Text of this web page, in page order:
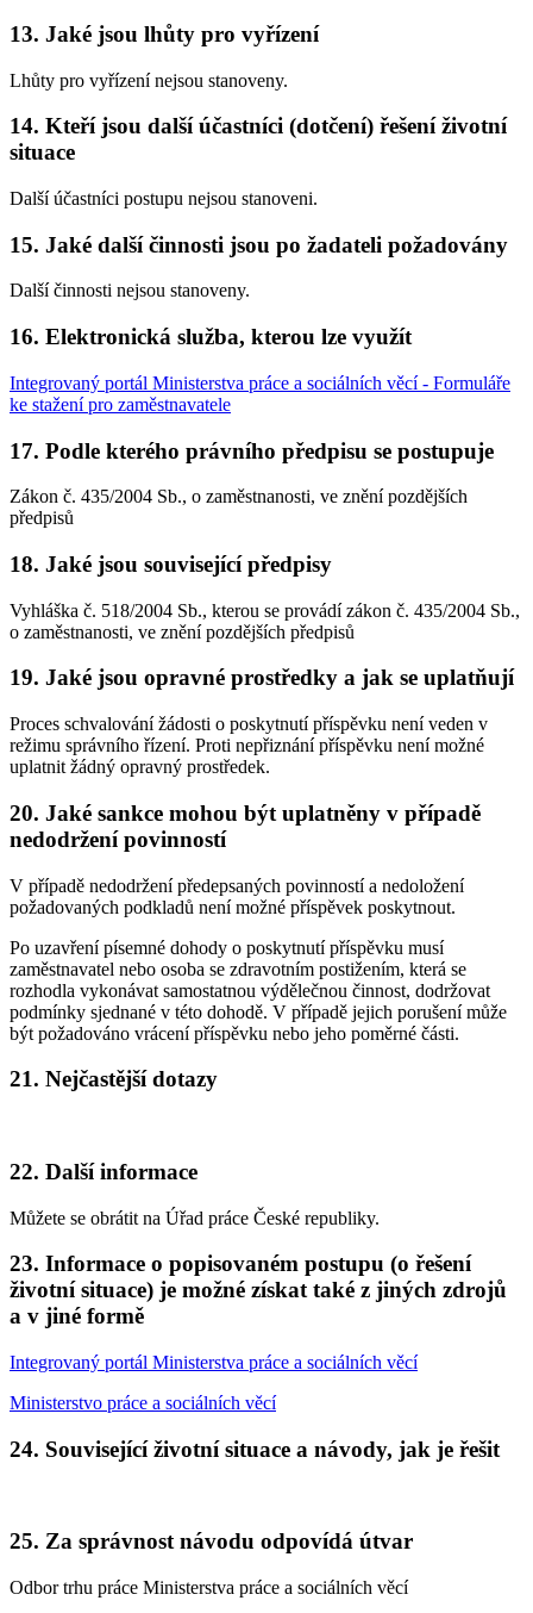
13. Jaké jsou lhůty pro vyřízení
Lhůty pro vyřízení nejsou stanoveny.
14. Kteří jsou další účastníci (dotčení) řešení životní
situace
Další účastníci postupu nejsou stanoveni.
15. Jaké další činnosti jsou po žadateli požadovány
Další činnosti nejsou stanoveny.
16. Elektronická služba, kterou lze využít
Integrovaný portál Ministerstva práce a sociálních věcí - Formuláře
ke stažení pro zaměstnavatele
17. Podle kterého právního předpisu se postupuje
Zákon č. 435/2004 Sb., o zaměstnanosti, ve znění pozdějších
předpisů
18. Jaké jsou související předpisy
Vyhláška č. 518/2004 Sb., kterou se provádí zákon č. 435/2004 Sb.,
o zaměstnanosti, ve znění pozdějších předpisů
19. Jaké jsou opravné prostředky a jak se uplatňují
Proces schvalování žádosti o poskytnutí příspěvku není veden v
režimu správního řízení. Proti nepřiznání příspěvku není možné
uplatnit žádný opravný prostředek.
20. Jaké sankce mohou být uplatněny v případě
nedodržení povinností
V případě nedodržení předepsaných povinností a nedoložení
požadovaných podkladů není možné příspěvek poskytnout.
Po uzavření písemné dohody o poskytnutí příspěvku musí
zaměstnavatel nebo osoba se zdravotním postižením, která se
rozhodla vykonávat samostatnou výdělečnou činnost, dodržovat
podmínky sjednané v této dohodě. V případě jejich porušení může
být požadováno vrácení příspěvku nebo jeho poměrné části.
21. Nejčastější dotazy
22. Další informace
Můžete se obrátit na Úřad práce České republiky.
23. Informace o popisovaném postupu (o řešení
životní situace) je možné získat také z jiných zdrojů
a v jiné formě
Integrovaný portál Ministerstva práce a sociálních věcí
Ministerstvo práce a sociálních věcí
24. Související životní situace a návody, jak je řešit
25. Za správnost návodu odpovídá útvar
Odbor trhu práce Ministerstva práce a sociálních věcí